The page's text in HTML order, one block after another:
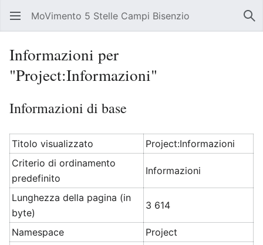
Apri il menu principale MoVimento 5 Stelle Campi Bisenzio
Informazioni per
"Project:Informazioni"
Informazioni di base
Titolo visualizzato
Project:Informazioni
Criterio di ordinamento
predefinito
Informazioni
Lunghezza della pagina (in
byte)
3 614
Namespace
Project